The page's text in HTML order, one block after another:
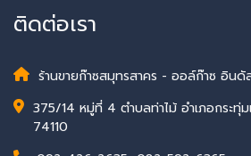
ติดต่อเรา
ร้านขายก๊าซสมุทรสาคร - ออล์ก๊าซ อินดั
375/14 หมู่ที่ 4 ตำบลท่าไม้ อำเภอกระทุ่
74110